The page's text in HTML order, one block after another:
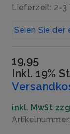
Lieferzeit: 2-3
Seien Sie der
19,95
Inkl. 19%
inkl. MwSt